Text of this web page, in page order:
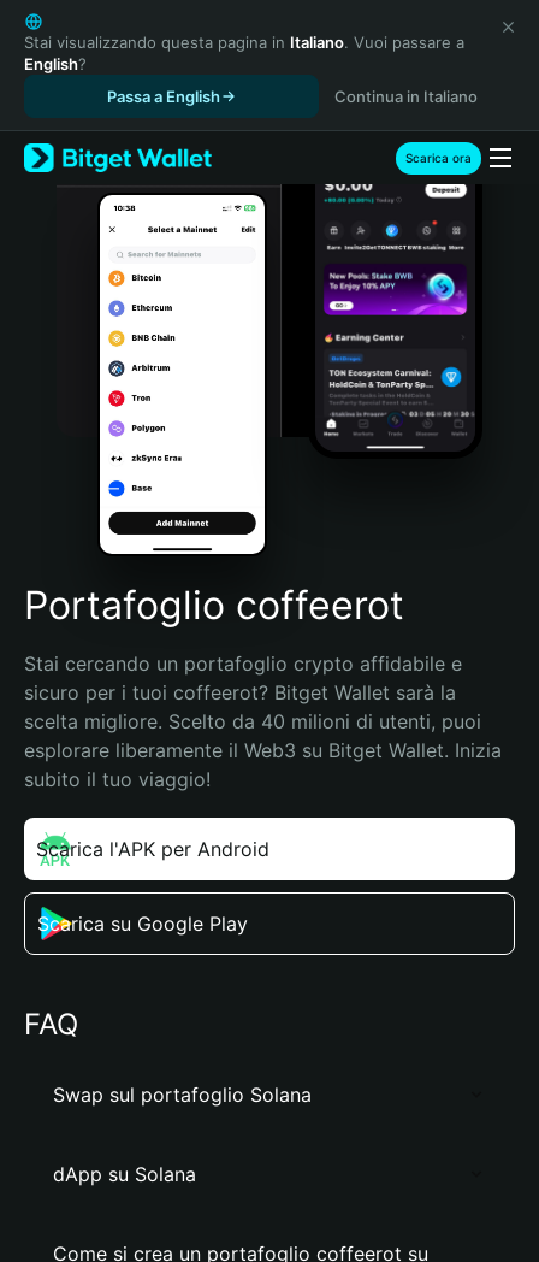
English
日本語
Tiếng Việt
Español (Latinoamérica)
Türkçe
Italiano
Português (Portugal)
Bahasa Indonesia
Português (Brasil)
Español (Argentina)
Stai visualizzando questa pagina in Italiano. Vuoi passare a
English?
Passa a English
Continua in Italiano
Scarica ora
Portafoglio coffeerot
Stai cercando un portafoglio crypto affidabile e
sicuro per i tuoi coffeerot? Bitget Wallet sarà la
scelta migliore. Scelto da 40 milioni di utenti, puoi
esplorare liberamente il Web3 su Bitget Wallet. Inizia
subito il tuo viaggio!
Scarica l'APK per Android
Scarica su Google Play
FAQ
Swap sul portafoglio Solana
dApp su Solana
Come si crea un portafoglio coffeerot su